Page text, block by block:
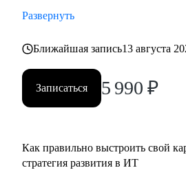
Развернуть
Ближайшая запись13 августа
Записаться 5 990 ₽
Как правильно выстроить свой
стратегия развития в ИТ